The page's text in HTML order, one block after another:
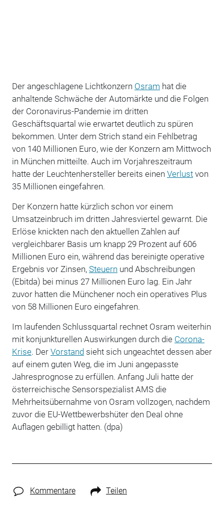
Der angeschlagene Lichtkonzern Osram hat die
anhaltende Schwäche der Automärkte und die Folgen
der Coronavirus-Pandemie im dritten
Geschäftsquartal wie erwartet deutlich zu spüren
bekommen. Unter dem Strich stand ein Fehlbetrag
von 140 Millionen Euro, wie der Konzern am Mittwoch
in München mitteilte. Auch im Vorjahreszeitraum
hatte der Leuchtenhersteller bereits einen Verlustvon
35 Millionen eingefahren.
Der Konzern hatte kürzlich schon vor einem
Umsatzeinbruch im dritten Jahresviertel gewarnt. Die
Erlöse knickten nach den aktuellen Zahlen auf
vergleichbarer Basis um knapp 29 Prozent auf 606
Millionen Euro ein, während das bereinigte operative
Ergebnis vor Zinsen, Steuern und Abschreibungen
(Ebitda) bei minus 27 Millionen Euro lag. Ein Jahr
zuvor hatten die Münchener noch ein operatives Plus
von 58 Millionen Euro eingefahren.
Im laufenden Schlussquartal rechnet Osram weiterhin
mit konjunkturellen Auswirkungen durch die Corona-
Krise. Der Vorstandsieht sich ungeachtet dessen aber
auf einem guten Weg, die im Juni angepasste
Jahresprognose zu erfüllen. Anfang Juli hatte der
österreichische Sensorspezialist AMS die
Mehrheitsübernahme von Osram vollzogen, nachdem
zuvor die EU-Wettbewerbshüter den Deal ohne
Auflagen gebilligt hatten. (dpa)
Kommentare Teilen